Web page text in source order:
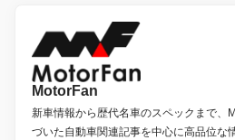
MotorFan
新車情報から歴代名車のスペックまで、
づいた自動車関連記事を中心に高品位な